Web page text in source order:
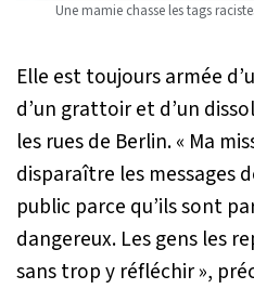
Une mamie chasse les tags
Elle est toujours armée
d’un grattoir et d’un
les rues de Berlin.« Ma
disparaître les messages
public parce qu’ils sont
dangereux. Les gens les
sans trop y réfléchir »,